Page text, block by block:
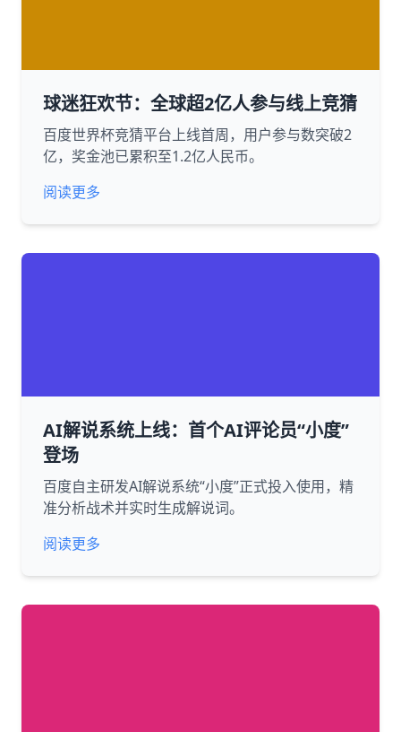
球迷狂欢节：全球超2亿人参与线上竞猜
百度世界杯竞猜平台上线首周，用户参与数突破2
亿，奖金池已累积至1.2亿人民币。
阅读更多
AI解说系统上线：首个AI评论员“小度”
登场
百度自主研发AI解说系统“小度”正式投入使用，精
准分析战术并实时生成解说词。
阅读更多